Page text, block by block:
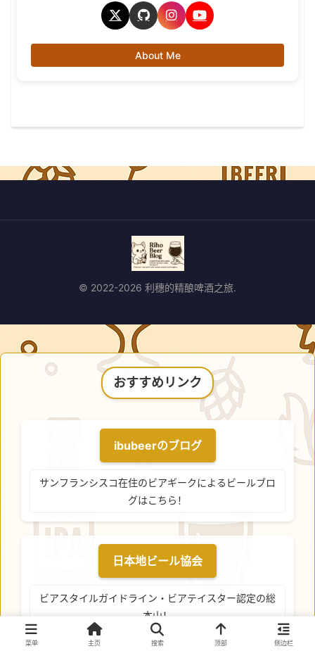
About Me
© 2022-2026 利穗的精酿啤酒之旅.
菜单 主页 搜索 顶部 侧边栏
おすすめリンク
ibubeerのブログ
サンフランシスコ在住のビアギークによるビールブロ
グはこちら！
日本地ビール協会
ビアスタイルガイドライン・ビアテイスター認定の総
本山！